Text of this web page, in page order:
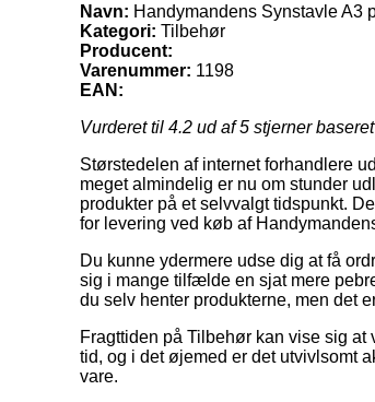
Navn: Handymandens Synstavle A3
Kategori: Tilbehør
Producent:
Varenummer: 1198
EAN:
Vurderet til 4.2 ud af 5 stjerner
Størstedelen af internet forhandlere
meget almindelig er nu om stunder
produkter på et selvvalgt tidspunkt.
for levering ved køb af
Du kunne ydermere udse dig at få
sig i mange tilfælde en sjat mere
du selv henter produkterne, men det
Fragttiden på Tilbehør kan vise sig
tid, og i det øjemed er det utvivlsomt
vare.